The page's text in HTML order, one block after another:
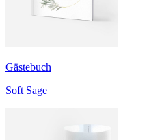
Gästebuch
Soft Sage